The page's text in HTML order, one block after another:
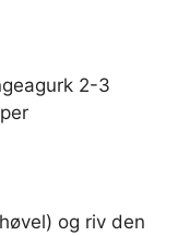
2-3
og riv den